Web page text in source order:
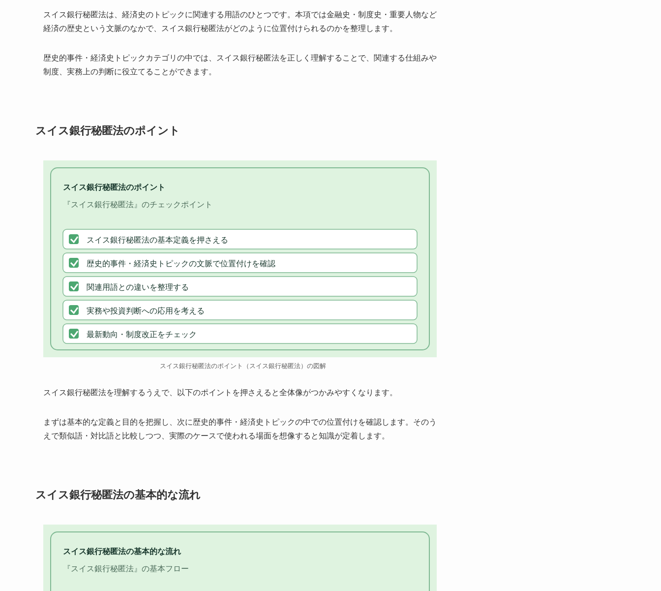
スイス銀行秘匿法は、経済史のトピックに関連する用語のひとつです。本項では金融史・制度史・重要人物など
経済の歴史という文脈のなかで、スイス銀行秘匿法がどのように位置付けられるのかを整理します。
歴史的事件・経済史トピックカテゴリの中では、スイス銀行秘匿法を正しく理解することで、関連する仕組みや
制度、実務上の判断に役立てることができます。
スイス銀行秘匿法のポイント
スイス銀行秘匿法のポイント
『スイス銀行秘匿法』のチェックポイント
スイス銀行秘匿法の基本定義を押さえる
歴史的事件・経済史トピックの文脈で位置付けを確認
関連用語との違いを整理する
実務や投資判断への応用を考える
最新動向・制度改正をチェック
スイス銀行秘匿法のポイント（スイス銀行秘匿法）の図解
スイス銀行秘匿法を理解するうえで、以下のポイントを押さえると全体像がつかみやすくなります。
まずは基本的な定義と目的を把握し、次に歴史的事件・経済史トピックの中での位置付けを確認します。そのう
えで類似語・対比語と比較しつつ、実際のケースで使われる場面を想像すると知識が定着します。
スイス銀行秘匿法の基本的な流れ
スイス銀行秘匿法の基本的な流れ
『スイス銀行秘匿法』の基本フロー